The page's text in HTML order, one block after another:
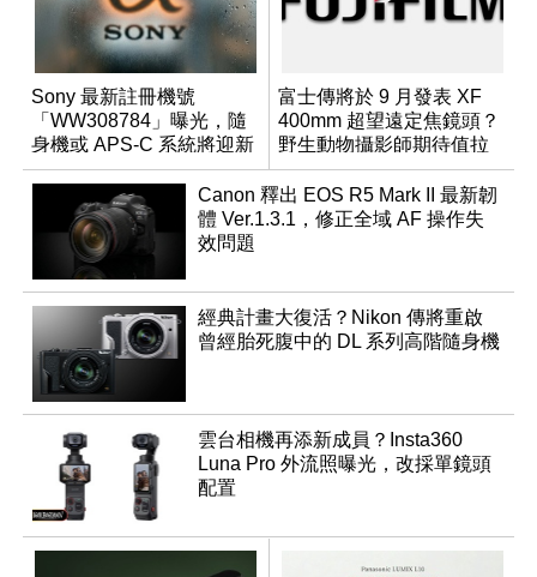
Sony 最新註冊機號
「WW308784」曝光，隨
身機或 APS-C 系統將迎新
成員？
富士傳將於 9 月發表 XF
400mm 超望遠定焦鏡頭？
野生動物攝影師期待值拉
滿
Canon 釋出 EOS R5 Mark II 最新韌
體 Ver.1.3.1，修正全域 AF 操作失
效問題
經典計畫大復活？Nikon 傳將重啟
曾經胎死腹中的 DL 系列高階隨身機
雲台相機再添新成員？Insta360
Luna Pro 外流照曝光，改採單鏡頭
配置